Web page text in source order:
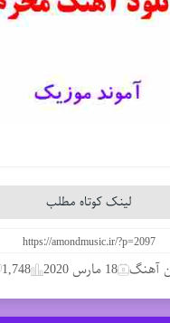
لینک کوتاه مطلب
آهنگ 18 مارس 2020 1,748